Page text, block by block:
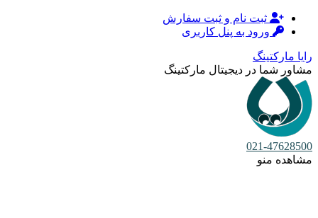
ثبت نام و ثبت سفارش
ورود به پنل کاربری
رایا مارکتینگ
مشاور شما در دیجیتال مارکتینگ
021-47628500
مشاهده منو